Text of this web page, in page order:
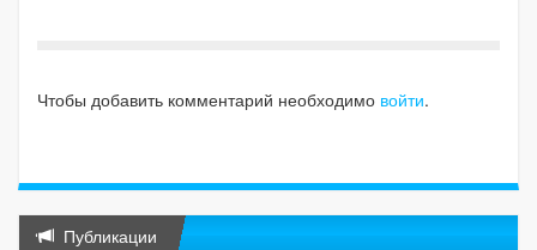
Чтобы добавить комментарий необходимо войти.
Публикации